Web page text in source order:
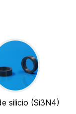
silicio (Si3N4)